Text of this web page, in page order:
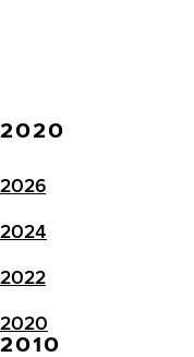
2020
2026
2024
2022
2020
2010